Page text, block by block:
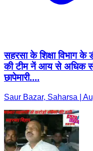
सहरसा के शिक्षा विभाग
की टीम नें आय से अधिक
छापेमारी....
Saur Bazar, Saharsa |